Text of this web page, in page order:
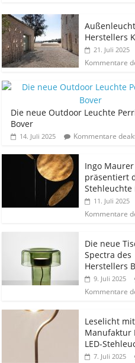
Herstellers
21. Juli 2025
Kommentare
Die neue Outdoor Leuchte
Bover
14. Juli 2025 Kommentare
Ingo Maurer
präsentiert
Stehleuchte
11. Juli 2025
Kommentare
Die neue
Spectra des
Herstellers
9. Juli 2025
Kommentare
Leselicht
Manufaktur
LED-
7. Juli 2025